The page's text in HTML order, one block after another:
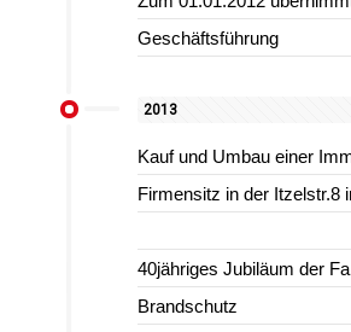
Geschäftsführung
2013
Kauf und Umbau einer
Firmensitz in der Itzelstr.8
40jähriges Jubiläum der
Brandschutz